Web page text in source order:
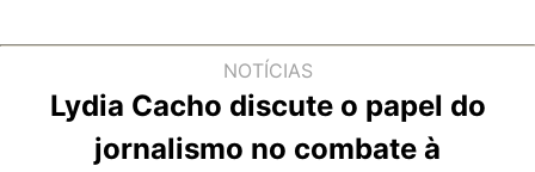
NOTÍCIAS
Lydia Cacho discute o papel do
jornalismo no combate à